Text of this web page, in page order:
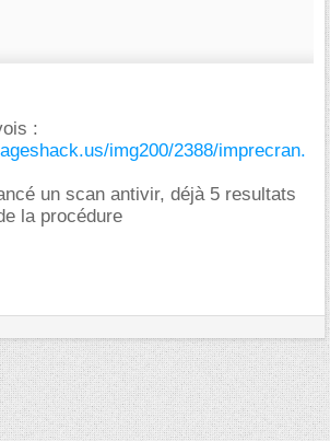
:
img200/2388/imprecran.
un scan antivir, déjà 5 resultats
la procédure